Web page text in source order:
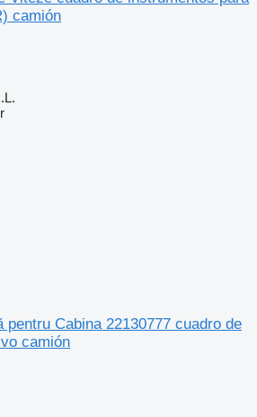
camión
pentru Cabina 22130777 cuadro de
camión